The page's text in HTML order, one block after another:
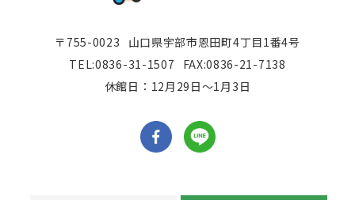
〒755-0023
山口県宇部市恩田町4丁目1番4号
TEL:0836-31-1507
FAX:0836-21-7138
休館日：12月29日～1月3日